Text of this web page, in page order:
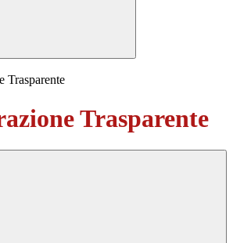
Trasparente
Trasparente